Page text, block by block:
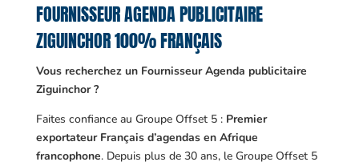
FOURNISSEUR AGENDA PUBLICITAIRE
ZIGUINCHOR 100% FRANÇAIS
Vous recherchez un Fournisseur Agenda publicitaire
Ziguinchor ?
Faites confiance au Groupe Offset 5 : Premier
exportateur Français d’agendas en Afrique
francophone. Depuis plus de 30 ans, le Groupe Offset 5